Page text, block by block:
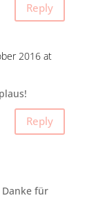
Reply
2016 at
Reply
Danke für